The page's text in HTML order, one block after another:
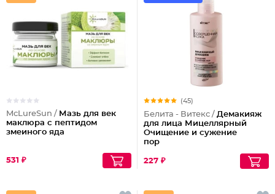
McLureSun / Мазь для век
маклюра с пептидом
змеиного яда
531 ₽
(45)
Белита - Витекс / Демакияж
для лица Мицеллярный
Очищение и сужение
пор
227 ₽